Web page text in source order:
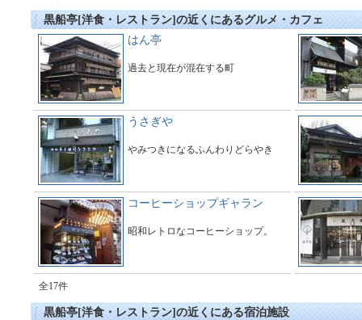
黒船亭[洋食・レストラン]の近くにあるグルメ・カフェ
はん亭
過去と現在が混在する町
うさぎや
やみつきになるふんわりどらやき
コーヒーショップギャラン
昭和レトロなコーヒーショップ。
全17件
黒船亭[洋食・レストラン]の近くにある宿泊施設